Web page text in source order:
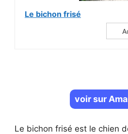
Le bichon frisé
voir sur
Le bichon frisé est le chien